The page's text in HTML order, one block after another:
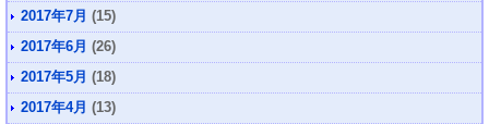
2017年7月 (15)
2017年6月 (26)
2017年5月 (18)
2017年4月 (13)